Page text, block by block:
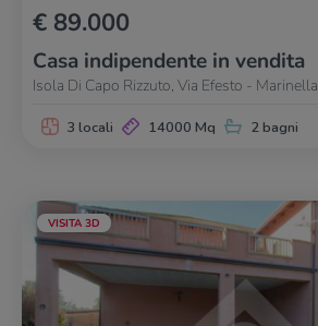
€ 89.000
Casa indipendente in vendita
Isola Di Capo Rizzuto, Via Efesto - Marinella
3 locali 14000 Mq 2 bagni
VISITA 3D